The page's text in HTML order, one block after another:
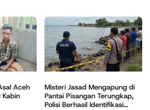
Aceh
Misteri Jasad Mengapung di
Pantai Pisangan Terungkap,
Polisi Berhasil Identifikasi...